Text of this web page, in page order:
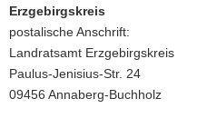
a
v
i
g
a
Erzgebirgskreis
postalische Anschrift:
Landratsamt Erzgebirgskreis
Paulus-Jenisius-Str. 24
09456 Annaberg-Buchholz